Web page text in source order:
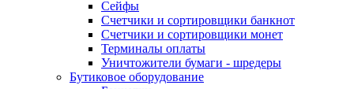
Сейфы
Счетчики и сортировщики банкнот
Счетчики и сортировщики монет
Терминалы оплаты
Уничтожители бумаги - шредеры
Бутиковое оборудование